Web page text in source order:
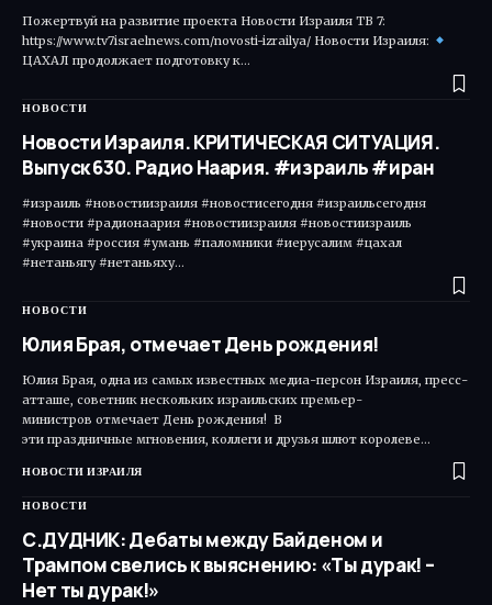
Пожертвуй на развитие проекта Новости Израиля ТВ 7:
https://www.tv7israelnews.com/novosti-izrailya/ Новости Израиля:
ЦАХАЛ продолжает подготовку к…
НОВОСТИ
Новости Израиля. КРИТИЧЕСКАЯ СИТУАЦИЯ.
Выпуск 630. Радио Наария. #израиль #иран
#израиль #новостиизраиля #новостисегодня #израильсегодня
#новости #радионаария #новостиизраиля #новостиизраиль
#украина #россия #умань #паломники #иерусалим #цахал
#нетаньягу #нетаньяху…
НОВОСТИ
Юлия Брая, отмечает День рождения!
Юлия Брая, одна из самых известных медиа-персон Израиля, пресс-
атташе, советник нескольких израильских премьер-
министров отмечает День рождения! В
эти праздничные мгновения, коллеги и друзья шлют королеве…
НОВОСТИ ИЗРАИЛЯ
НОВОСТИ
С.ДУДНИК: Дебаты между Байденом и
Трампом свелись к выяснению: «Ты дурак! –
Нет ты дурак!»